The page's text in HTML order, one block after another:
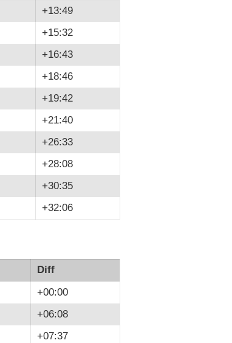
+13:49
+15:32
+16:43
+18:46
+19:42
+21:40
+26:33
+28:08
+30:35
+32:06
Diff
+00:00
+06:08
+07:37